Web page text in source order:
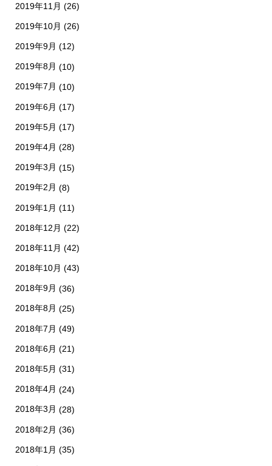
2019年11月 (26)
2019年10月 (26)
2019年9月 (12)
2019年8月 (10)
2019年7月 (10)
2019年6月 (17)
2019年5月 (17)
2019年4月 (28)
2019年3月 (15)
2019年2月 (8)
2019年1月 (11)
2018年12月 (22)
2018年11月 (42)
2018年10月 (43)
2018年9月 (36)
2018年8月 (25)
2018年7月 (49)
2018年6月 (21)
2018年5月 (31)
2018年4月 (24)
2018年3月 (28)
2018年2月 (36)
2018年1月 (35)